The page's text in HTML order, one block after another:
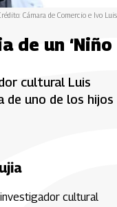
Cámara de Comercio e Ivo Luis
de un ‘Niño
cultural Luis
de uno de los hijos
cultural